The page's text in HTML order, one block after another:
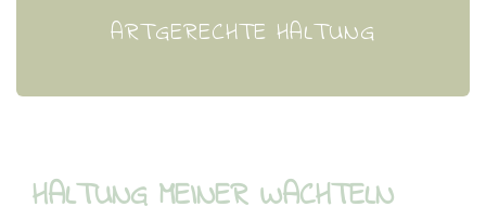
ARTGERECHTE HALTUNG
HALTUNG MEINER WACHTELN